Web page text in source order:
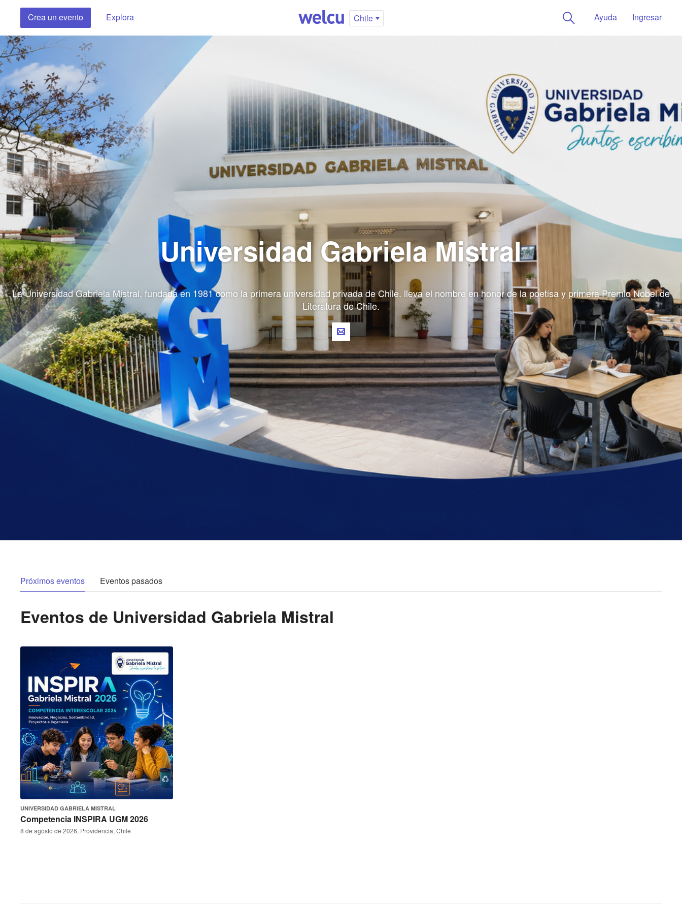
Crea un evento Explora Chile Ingresar
Ayuda
Universidad Gabriela Mistral
La Universidad Gabriela Mistral, fundada en 1981 como la primera universidad privada de Chile. lleva el nombre en honor de la poetisa y primera Premio Nobel de
Literatura de Chile.
Próximos eventos Eventos pasados
Eventos de Universidad Gabriela Mistral
UNIVERSIDAD GABRIELA MISTRAL
Competencia INSPIRA UGM 2026
8 de agosto de 2026, Providencia, Chile